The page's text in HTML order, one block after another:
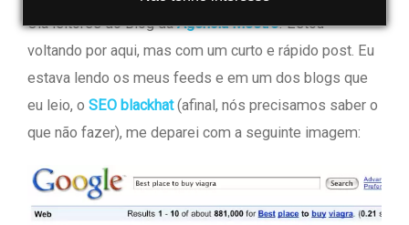
Olá leitores do Blog daAgência Mestre! Estou
voltando por aqui, mas com um curto e rápido post. Eu
estava lendo os meus feeds e em um dos blogs que
eu leio, o SEO blackhat(afinal, nós precisamos saber o
que não fazer), me deparei com a seguinte imagem: